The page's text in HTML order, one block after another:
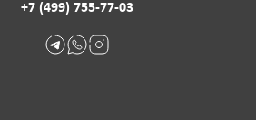
+7 (499) 755-77-03